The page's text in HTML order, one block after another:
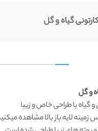
گیاه و گل
و گل
گیاه با طراحی خاص و زیبا
زمینه لایه بازبالا مشاهده